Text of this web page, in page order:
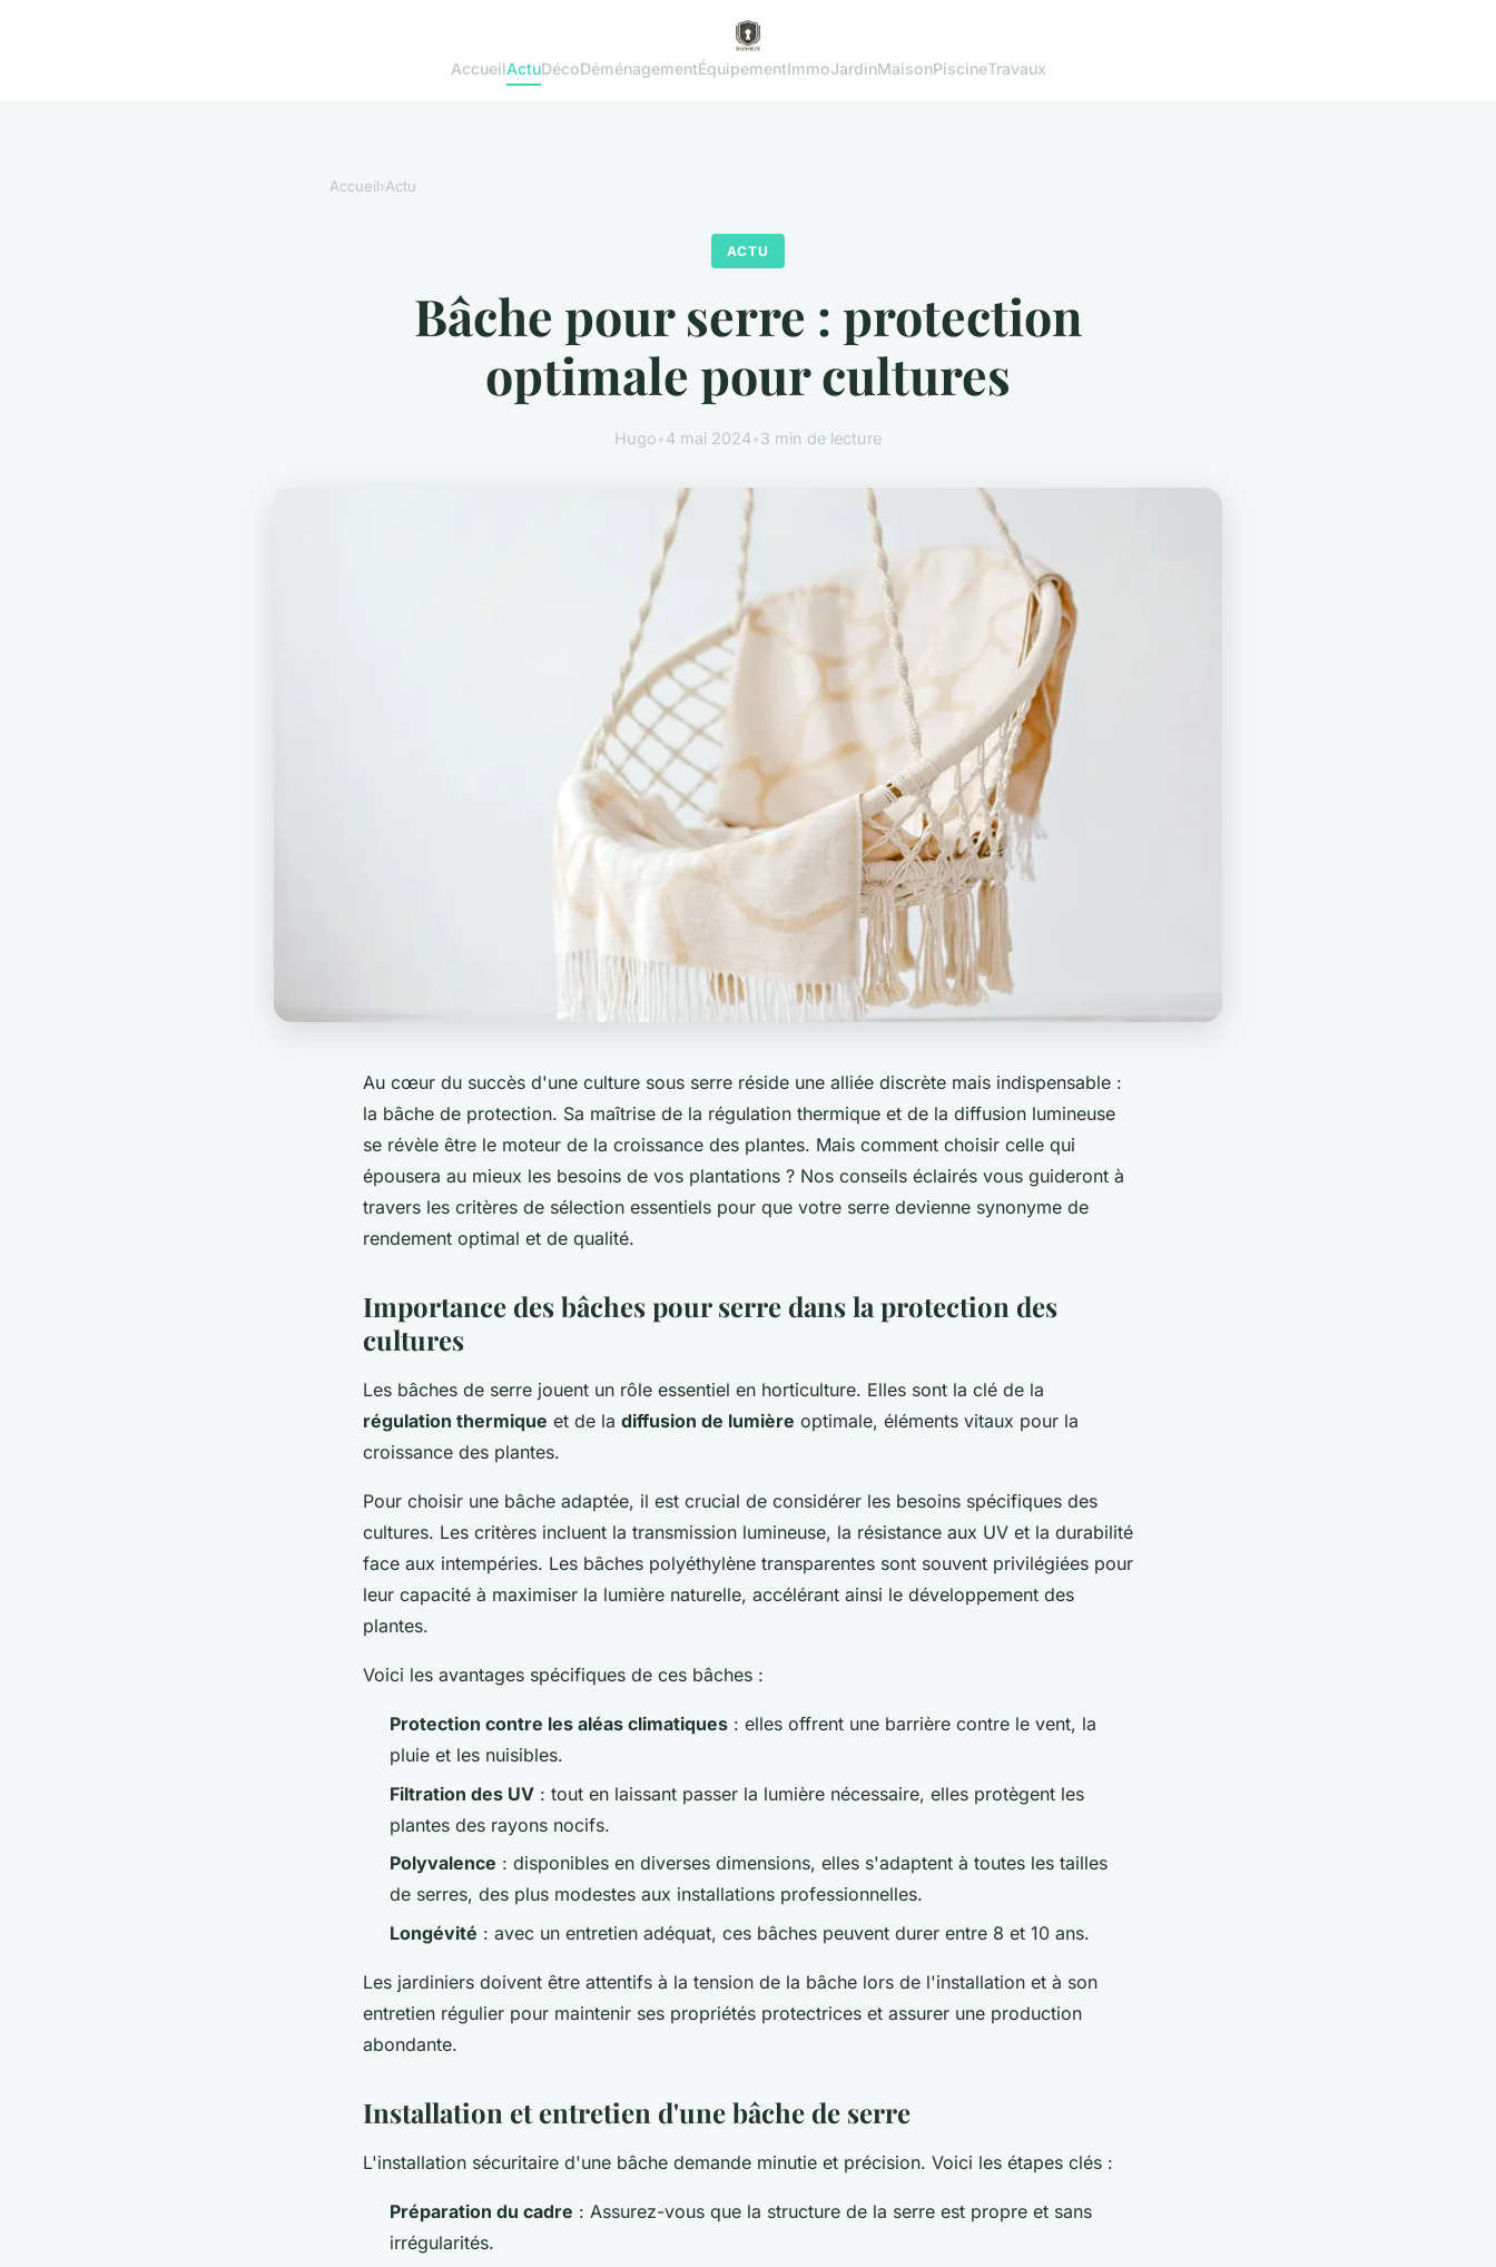
AccueilActuDécoDéménagementÉquipementImmoJardinMaisonPiscineTravaux
Accueil›Actu
ACTU
Bâche pour serre : protection
optimale pour cultures
Hugo•4 mai 2024•3 min de lecture
Au cœur du succès d'une culture sous serre réside une alliée discrète mais indispensable :
la bâche de protection. Sa maîtrise de la régulation thermique et de la diffusion lumineuse
se révèle être le moteur de la croissance des plantes. Mais comment choisir celle qui
épousera au mieux les besoins de vos plantations ? Nos conseils éclairés vous guideront à
travers les critères de sélection essentiels pour que votre serre devienne synonyme de
rendement optimal et de qualité.
Importance des bâches pour serre dans la protection des
cultures
Les bâches de serre jouent un rôle essentiel en horticulture. Elles sont la clé de la
régulation thermique et de la diffusion de lumière optimale, éléments vitaux pour la
croissance des plantes.
Pour choisir une bâche adaptée, il est crucial de considérer les besoins spécifiques des
cultures. Les critères incluent la transmission lumineuse, la résistance aux UV et la durabilité
face aux intempéries. Les bâches polyéthylène transparentes sont souvent privilégiées pour
leur capacité à maximiser la lumière naturelle, accélérant ainsi le développement des
plantes.
Voici les avantages spécifiques de ces bâches :
Protection contre les aléas climatiques : elles offrent une barrière contre le vent, la
pluie et les nuisibles.
Filtration des UV : tout en laissant passer la lumière nécessaire, elles protègent les
plantes des rayons nocifs.
Polyvalence : disponibles en diverses dimensions, elles s'adaptent à toutes les tailles
de serres, des plus modestes aux installations professionnelles.
Longévité : avec un entretien adéquat, ces bâches peuvent durer entre 8 et 10 ans.
Les jardiniers doivent être attentifs à la tension de la bâche lors de l'installation et à son
entretien régulier pour maintenir ses propriétés protectrices et assurer une production
abondante.
Installation et entretien d'une bâche de serre
L'installation sécuritaire d'une bâche demande minutie et précision. Voici les étapes clés :
Préparation du cadre : Assurez-vous que la structure de la serre est propre et sans
irrégularités.